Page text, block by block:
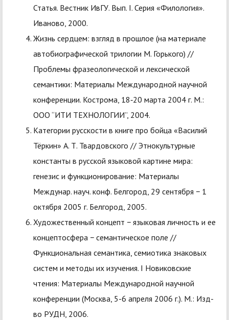
Статья. Вестник ИвГУ. Вып. I. Серия «Филология».
Иваново, 2000.
Жизнь сердцем: взгляд в прошлое (на материале
автобиографической трилогии М. Горького) //
Проблемы фразеологической и лексической
семантики: Материалы Международной научной
конференции. Кострома, 18‑20 марта 2004 г. М.:
ООО “ИТИ ТЕХНОЛОГИИ”, 2004.
Категории русскости в книге про бойца «Василий
Тёркин» А. Т. Твардовского // Этнокультурные
константы в русской языковой картине мира:
генезис и функционирование: Материалы
Междунар. науч. конф. Белгород, 29 сентября − 1
октября 2005 г. Белгород, 2005.
Художественный концепт − языковая личность и ее
концептосфера − семантическое поле //
Функциональная семантика, семиотика знаковых
систем и методы их изучения. I Новиковские
чтения: Материалы Международной научной
конференции (Москва, 5-6 апреля 2006 г.). М.: Изд-
во РУДН, 2006.